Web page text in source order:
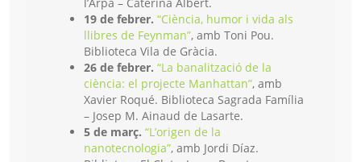
l’Arpa – Caterina Albert.
19 de febrer. “Ciència, humor i vida als
llibres de Feynman”, amb Toni Pou.
Biblioteca Vila de Gràcia.
26 de febrer. “La banalització de la
ciència: el projecte Manhattan”, amb
Xavier Roqué. Biblioteca Sagrada Família
– Josep M. Ainaud de Lasarte.
5 de març. “L’origen de la
nanotecnologia”, amb Jordi Díaz.